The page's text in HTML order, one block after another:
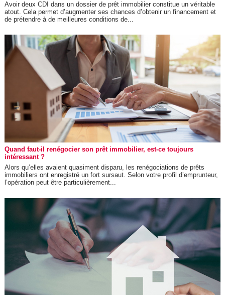
Avoir deux CDI dans un dossier de prêt immobilier constitue un véritable
atout. Cela permet d’augmenter ses chances d’obtenir un financement et
de prétendre à de meilleures conditions de...
Quand faut-il renégocier son prêt immobilier, est-ce toujours
intéressant ?
Alors qu’elles avaient quasiment disparu, les renégociations de prêts
immobiliers ont enregistré un fort sursaut. Selon votre profil d’emprunteur,
l’opération peut être particulièrement...